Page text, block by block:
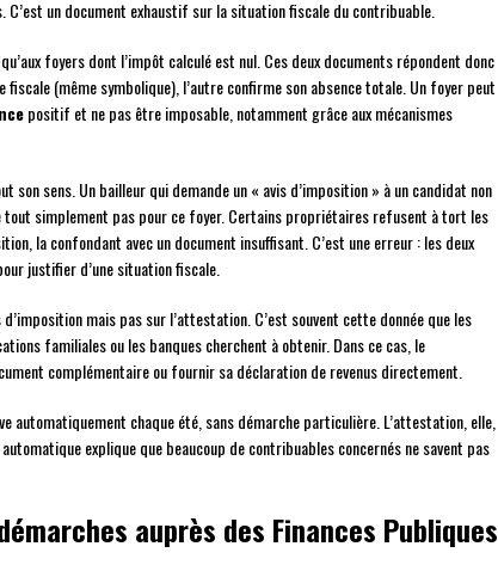
un document exhaustif sur la situation fiscale du contribuable.
foyers dont l’impôt calculé est nul. Ces deux documents répondent donc
(même symbolique), l’autre confirme son absence totale. Un foyer peut
positif et ne pas être imposable, notamment grâce aux mécanismes
sens. Un bailleur qui demande un « avis d’imposition » à un candidat non
tout simplement pas pour ce foyer. Certains propriétaires refusent à tort les
la confondant avec un document insuffisant. C’est une erreur : les deux
justifier d’une situation fiscale.
mais pas sur l’attestation. C’est souvent cette donnée que les
familiales ou les banques cherchent à obtenir. Dans ce cas, le
complémentaire ou fournir sa déclaration de revenus directement.
automatiquement chaque été, sans démarche particulière. L’attestation, elle,
explique que beaucoup de contribuables concernés ne savent pas
auprès des Finances Publiques